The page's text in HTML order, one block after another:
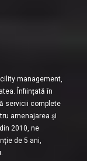
management,
Înființată în
servicii complete
amenajarea și
2010, ne
de 5 ani,